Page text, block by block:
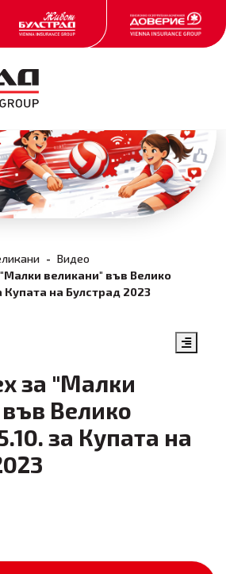
Видео
"Малки великани" във Велико
Купата на Булстрад 2023
за "Малки
Велико
за Купата на